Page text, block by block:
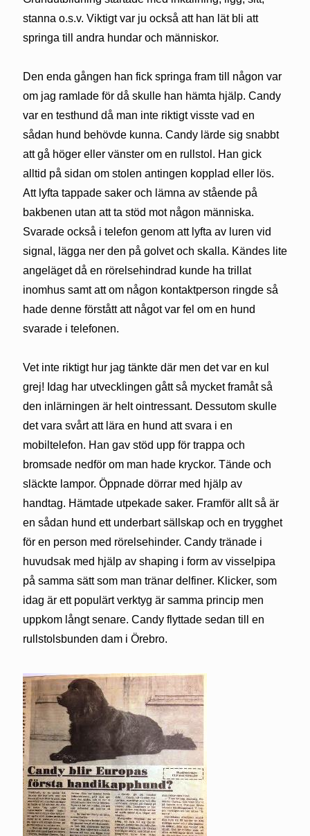
stanna o.s.v. Viktigt var ju också att han lät bli att
springa till andra hundar och människor.
Den enda gången han fick springa fram till någon var
om jag ramlade för då skulle han hämta hjälp. Candy
var en testhund då man inte riktigt visste vad en
sådan hund behövde kunna. Candy lärde sig snabbt
att gå höger eller vänster om en rullstol. Han gick
alltid på sidan om stolen antingen kopplad eller lös.
Att lyfta tappade saker och lämna av stående på
bakbenen utan att ta stöd mot någon människa.
Svarade också i telefon genom att lyfta av luren vid
signal, lägga ner den på golvet och skalla. Kändes lite
angeläget då en rörelsehindrad kunde ha trillat
inomhus samt att om någon kontaktperson ringde så
hade denne förstått att något var fel om en hund
svarade i telefonen.
Vet inte riktigt hur jag tänkte där men det var en kul
grej! Idag har utvecklingen gått så mycket framåt så
den inlärningen är helt ointressant. Dessutom skulle
det vara svårt att lära en hund att svara i en
mobiltelefon. Han gav stöd upp för trappa och
bromsade nedför om man hade kryckor. Tände och
släckte lampor. Öppnade dörrar med hjälp av
handtag. Hämtade utpekade saker. Framför allt så är
en sådan hund ett underbart sällskap och en trygghet
för en person med rörelsehinder. Candy tränade i
huvudsak med hjälp av shaping i form av visselpipa
på samma sätt som man tränar delfiner. Klicker, som
idag är ett populärt verktyg är samma princip men
uppkom långt senare. Candy flyttade sedan till en
rullstolsbunden dam i Örebro.